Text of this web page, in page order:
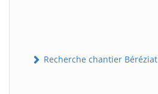
Recherche chantier Béréziat